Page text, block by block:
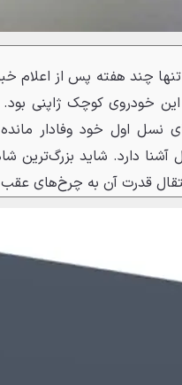
تنها چند هفته پس از
نسل اول خود وفادار
دارد. شاید بزرگ‌ترین
قدرت آن به چرخ‌های